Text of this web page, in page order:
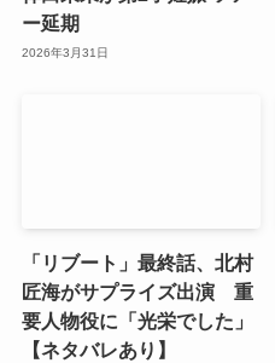
ー延期
2026年3月31日
「リブート」最終話、北村
匠海がサプライズ出演 重
要人物役に「光栄でした」
【ネタバレあり】